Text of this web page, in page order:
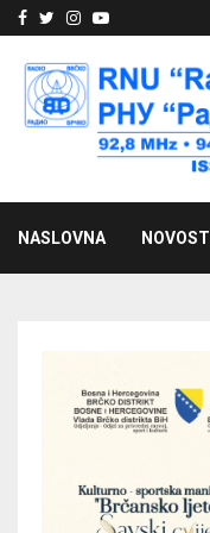
Facebook
Twitter
Instagram
Youtube
NASLOVNA NOVOSTI